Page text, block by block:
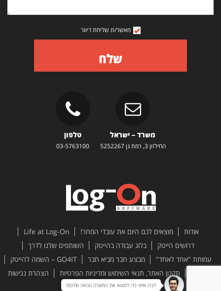
מאשר/ת שליחת דיוור
שלח
משרד – ישראל
החילזון 3, רמת גן 5252267
טלפון
03-5763100
אודות מוצאים לכם היום את עובדי המחר!
Life at Log-On
דרושים הייטק
בלוג עבודה בהייטק
השותפים שלנו לדרך
עמותת "אחד לאחד"
מבצע חבר מביא חבר
GO4IT – השמה להייטק
תקנון האתר, תנאי השימוש ומדיניות הפרטיות הצהרת נגישות
דברו איתי כדי למצוא את המשרה הבאה שלכם!